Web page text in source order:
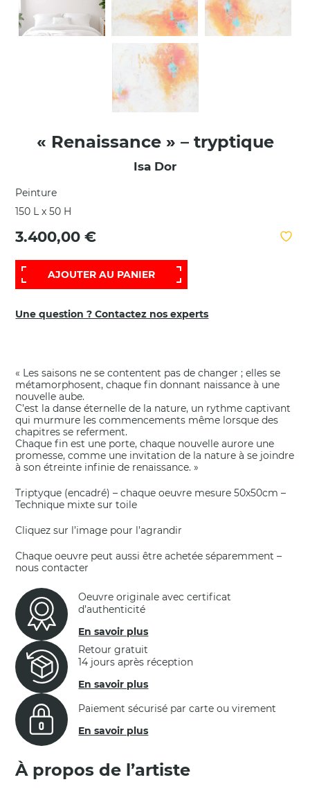
« Renaissance » – tryptique
Isa Dor
Peinture
150 L x 50 H
3.400,00 €
AJOUTER AU PANIER
Une question ? Contactez nos experts
« Les saisons ne se contentent pas de changer ; elles se
métamorphosent, chaque fin donnant naissance à une
nouvelle aube.
C’est la danse éternelle de la nature, un rythme captivant
qui murmure les commencements même lorsque des
chapitres se referment.
Chaque fin est une porte, chaque nouvelle aurore une
promesse, comme une invitation de la nature à se joindre
à son étreinte infinie de renaissance. »
Triptyque (encadré) – chaque oeuvre mesure 50x50cm –
Technique mixte sur toile
Cliquez sur l’image pour l’agrandir
Chaque oeuvre peut aussi être achetée séparemment –
nous contacter
Oeuvre originale avec certificat
d’authenticité
En savoir plus
Retour gratuit
14 jours après réception
En savoir plus
Paiement sécurisé par carte ou virement
En savoir plus
À propos de l’artiste